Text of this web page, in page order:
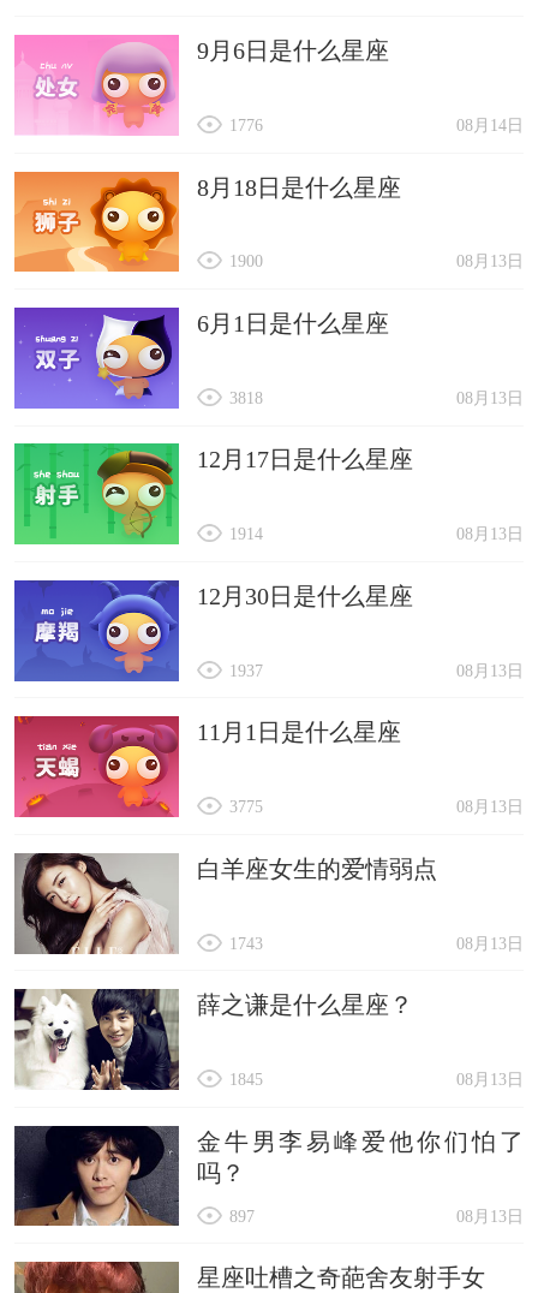
9月6日是什么星座
08月14日
1776
8月18日是什么星座
08月13日
1900
6月1日是什么星座
08月13日
3818
12月17日是什么星座
08月13日
1914
12月30日是什么星座
08月13日
1937
11月1日是什么星座
08月13日
3775
白羊座女生的爱情弱点
08月13日
1743
薛之谦是什么星座？
08月13日
1845
金牛男李易峰爱他你们怕了
吗？
08月13日
897
星座吐槽之奇葩舍友射手女